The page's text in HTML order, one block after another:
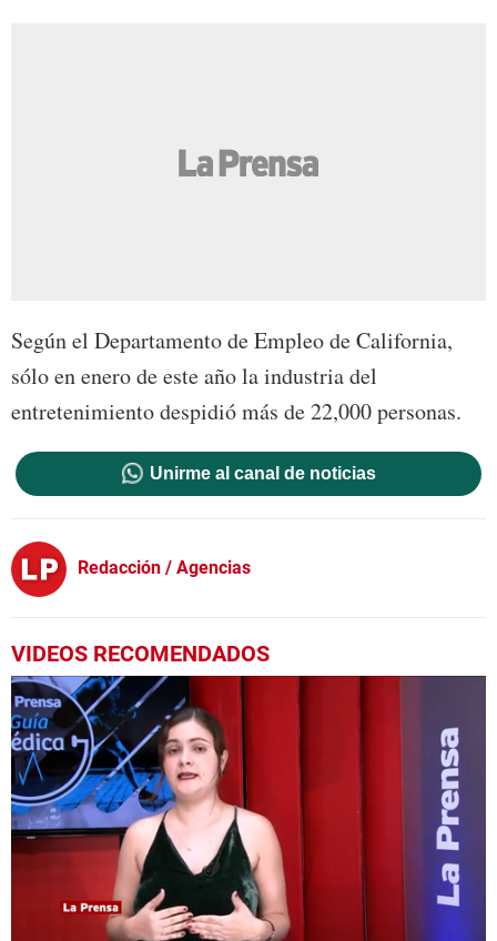
Según el Departamento de Empleo de California,
sólo en enero de este año la industria del
entretenimiento despidió más de 22,000 personas.
Unirme al canal de noticias
Redacción / Agencias
VIDEOS RECOMENDADOS